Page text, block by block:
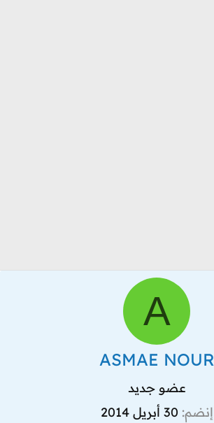
A
ASMAE NOUR
عضو جديد
إنضم 30 أبريل 2014